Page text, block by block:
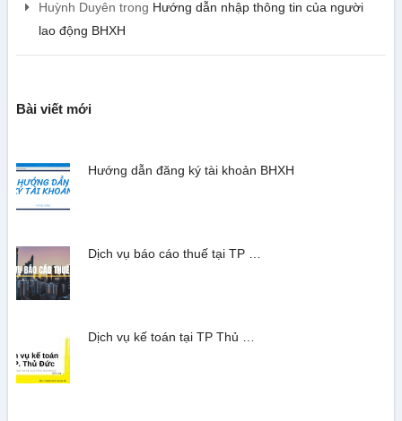
Huỳnh Duyên trong Hướng dẫn nhập thông tin của người
lao động BHXH
Bài viết mới
Hướng dẫn đăng ký tài khoản BHXH
Dịch vụ báo cáo thuế tại TP …
Dịch vụ kế toán tại TP Thủ …